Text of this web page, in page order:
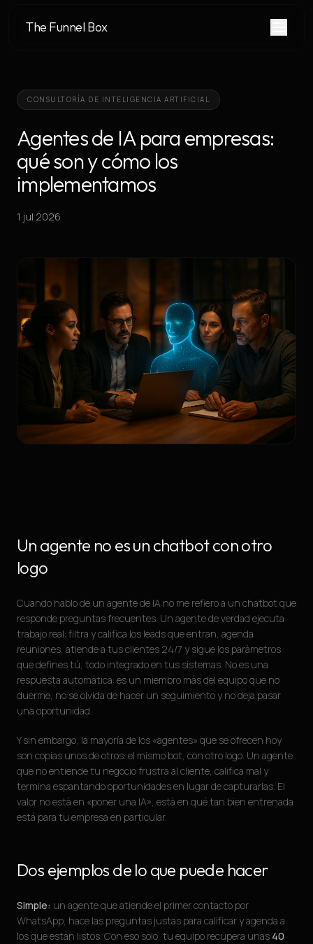
The Funnel Box
CONSULTORÍA DE INTELIGENCIA ARTIFICIAL
Agentes de IA para empresas:
qué son y cómo los
implementamos
1 jul 2026
Un agente no es un chatbot con otro
logo
Cuando hablo de un agente de IA no me refiero a un chatbot que
responde preguntas frecuentes. Un agente de verdad ejecuta
trabajo real: filtra y califica los leads que entran, agenda
reuniones, atiende a tus clientes 24/7 y sigue los parámetros
que defines tú, todo integrado en tus sistemas. No es una
respuesta automática: es un miembro más del equipo que no
duerme, no se olvida de hacer un seguimiento y no deja pasar
una oportunidad.
Y sin embargo, la mayoría de los «agentes» que se ofrecen hoy
son copias unos de otros: el mismo bot, con otro logo. Un agente
que no entiende tu negocio frustra al cliente, califica mal y
termina espantando oportunidades en lugar de capturarlas. El
valor no está en «poner una IA», está en qué tan bien entrenada
está para tu empresa en particular.
Dos ejemplos de lo que puede hacer
Simple: un agente que atiende el primer contacto por
WhatsApp, hace las preguntas justas para calificar y agenda a
los que están listos. Con eso solo, tu equipo recupera unas 40